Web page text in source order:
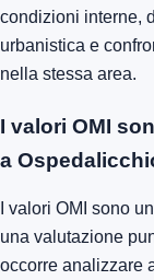
condizioni interne,
urbanistica e
nella stessa area.
I valori OMI
a
I valori OMI sono
una valutazione
occorre analizzare